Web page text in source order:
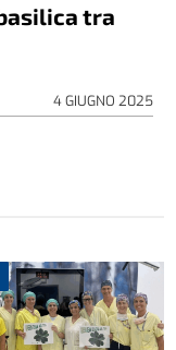
tra
4 GIUGNO 2025